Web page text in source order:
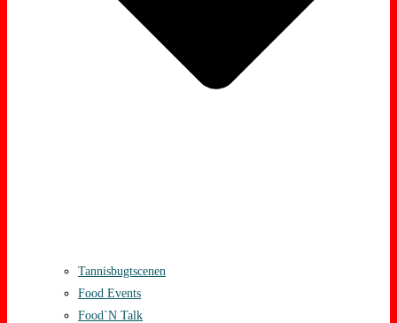
Tannisbugtscenen
Food Events
Food`N Talk